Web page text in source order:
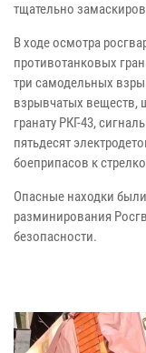
тщательно
В ходе осмотра
противотанковых
три самодельных
взрывчатых веществ,
гранату РКГ-43,
пятьдесят
боеприпасов к
Опасные находки
разминирования
безопасности.